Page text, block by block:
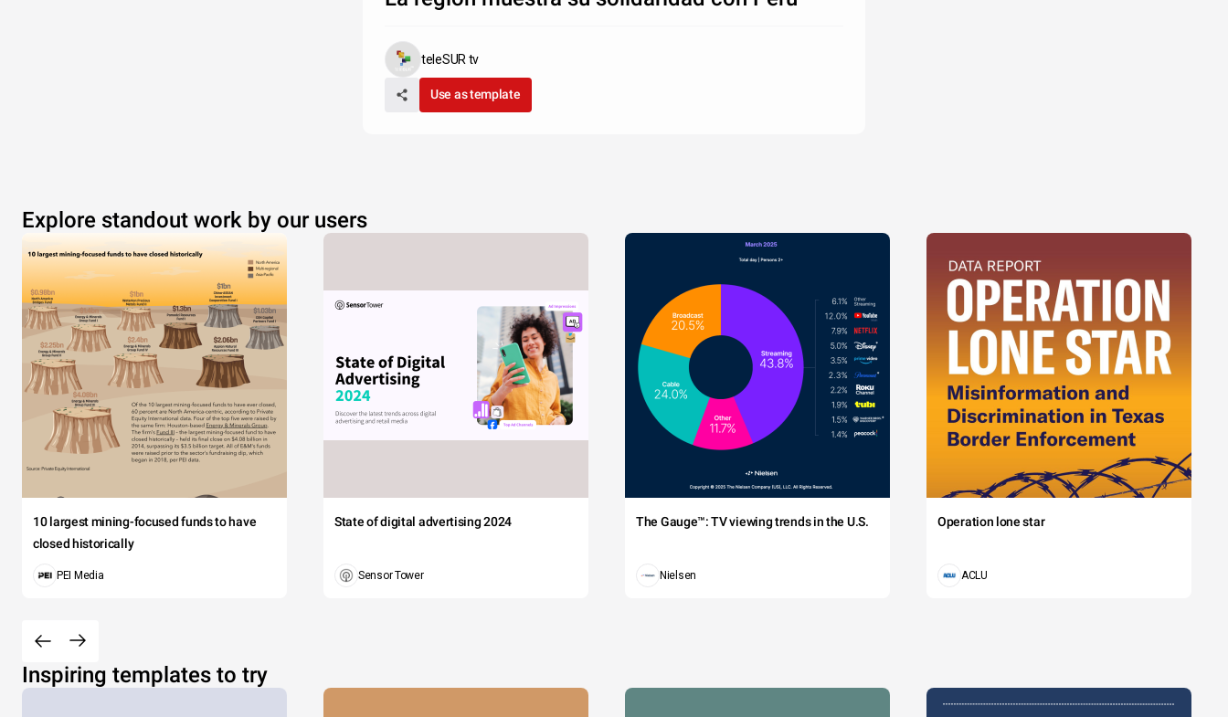
teleSUR tv
Use as template
Explore standout work by our users
10 largest mining-focused funds to have
closed historically
PEI Media
State of digital advertising 2024
Sensor Tower
The Gauge™: TV viewing trends in the U.S.
Nielsen
Operation lone star
ACLU
Inspiring templates to try